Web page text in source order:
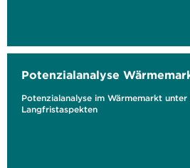
Potenzialanalyse
Potenzialanalyse im Wärmemarkt
Langfristaspekten